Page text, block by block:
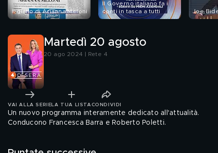
Il giallo di Arianna Meloni
Il Governo italiano fa i
conti in tasca a tutti
Joe
Martedì 20 agosto
20 ago 2024 | Rete 4
VAI ALLA SERIE LA TUA LISTA CONDIVIDI
Un nuovo programma interamente dedicato all'attualità.
Conducono Francesca Barra e Roberto Poletti.